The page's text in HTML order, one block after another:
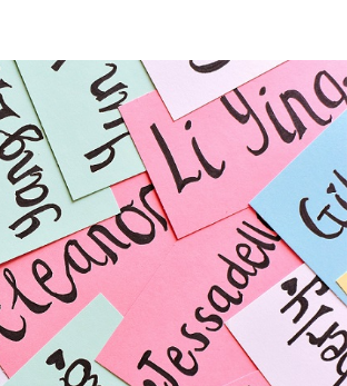
eCommercowy.pl